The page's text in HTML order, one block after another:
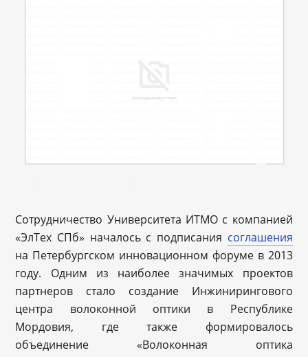
Сотрудничество Университета ИТМО с компанией
«ЭлТех СПб» началось с подписания соглашения
на Петербургском инновационном форуме в 2013
году. Одним из наиболее значимых проектов
партнеров стало создание Инжинирингового
центра волоконной оптики в Республике
Мордовия, где также формировалось
объединение «Волоконная оптика